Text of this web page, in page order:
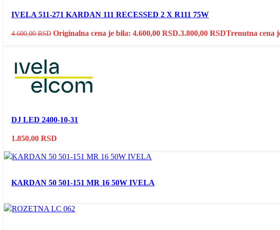
IVELA 511-271 KARDAN 111 RECESSED 2 X R111 75W
4.600,00RSD Originalna cena je bila: 4.600,00 RSD.3.800,00 RSDTrenutna cena
DJ LED 2400-10-31
1.850,00 RSD
KARDAN 50 501-151 MR 16 50W IVELA